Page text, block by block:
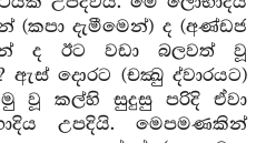
(කපා දැමීමෙන්) ද (අණ්ඩජ
ද ඊට වඩා බලවත් වූ
දොරට (චක්‍ඛු ද්වාරයට)
වූ කල්හි සුදුසු පරිදි ඒවා
උපදියි. මෙපමණකින්